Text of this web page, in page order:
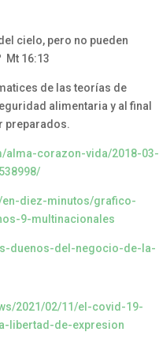
cielo, pero no pueden
Mt 16:13
de las teorías de
alimentaria y al final
preparados.
alma-corazon-vida/2018-03-
en-diez-minutos/grafico-
9-multinacionales
duenos-del-negocio-de-la-
2021/02/11/el-covid-19-
libertad-de-expresion